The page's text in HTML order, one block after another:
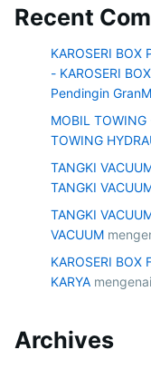
Recent
KAROSERI BOX
- KAROSERI
Pendingin
MOBIL TOWING
TOWING
TANGKI
TANGKI
TANGKI
VACUUM
KAROSERI BOX
KARYA mengenai
Archives